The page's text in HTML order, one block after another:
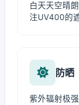
白天天空晴
注UV400的
防晒
紫外辐射极